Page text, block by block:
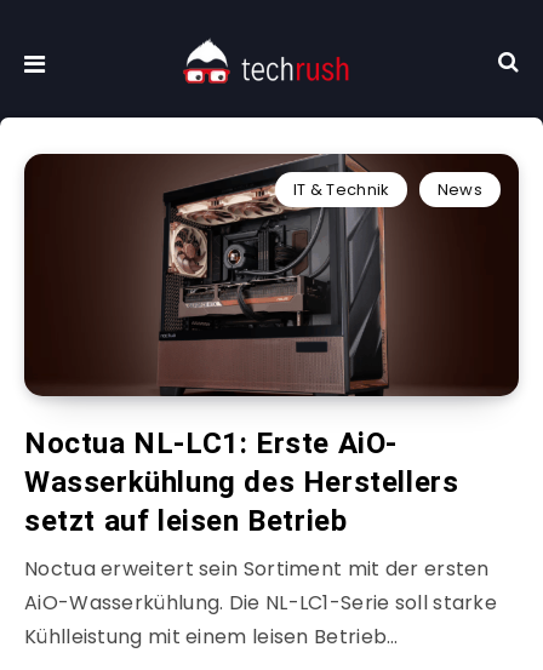
IT & Technik News
Noctua NL-LC1: Erste AiO-
Wasserkühlung des Herstellers
setzt auf leisen Betrieb
Noctua erweitert sein Sortiment mit der ersten
AiO-Wasserkühlung. Die NL-LC1-Serie soll starke
Kühlleistung mit einem leisen Betrieb…